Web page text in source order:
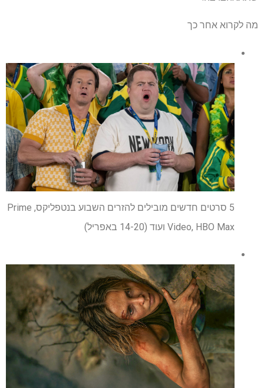
מה לקרוא אחר כך
5 סרטים חדשים מובילים להזרים השבוע בנטפליקס, Prime
Video, HBO Max ועוד (14-20 באפריל)